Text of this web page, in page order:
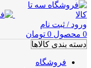
ورود / ثبت نام
0 محصول 0 تومان
دسته بندی کالاها
فروشگاه